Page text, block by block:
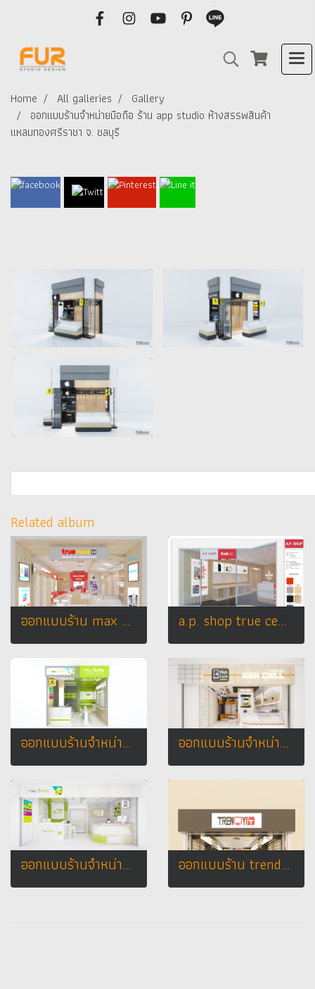
Home All galleries
Gallery
ออกแบบร้านจำหน่ายมือถือ ร้าน app studio ห้างสรรพสินค้า
แหลมทองศรีราชา จ. ชลบุรี
Related album
ออกแบบร้าน max phone บิ๊กซี จ.ปราจีนบุรี a.p. shop true center design
ออกแบบร้านจำหน่ายมือถือ : ร้าน AIS BUDDY หจก. เอ็น เค เทเลคอม เทสโก้ โลตัส เอ็กเพรส อ.เมือง จ. กาฬสินธุ์ ออกแบบร้านจำหน่ายมือถือ ร้าน High Chill จ.แพร่
ออกแบบร้านจำหน่ายมือถือ ร้าน ร้าน ais buddy by น้ำแข็งโฟน จ.ห้างกาฬสินธุ์พลาซ่า จ.กาฬสินธุ์ ออกแบบร้าน trendy it ห้างมาบุญครอง (MBK Center) - Bangkok